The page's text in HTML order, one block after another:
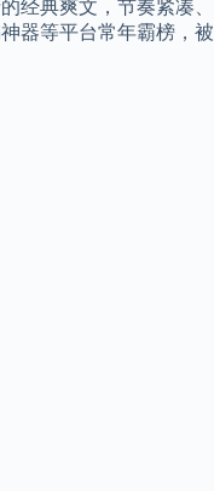
经典爽文，节奏紧凑、
器等平台常年霸榜，被